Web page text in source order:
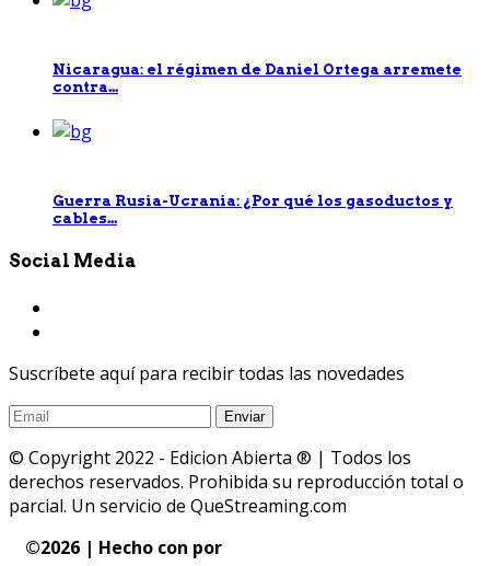
Nicaragua: el régimen de Daniel Ortega arremete
contra...
Guerra Rusia-Ucrania: ¿Por qué los gasoductos y
cables...
Social Media
Suscríbete aquí para recibir todas las novedades
© Copyright 2022 - Edicion Abierta ® | Todos los
derechos reservados. Prohibida su reproducción total o
parcial. Un servicio de QueStreaming.com
©2026 | Hecho con por